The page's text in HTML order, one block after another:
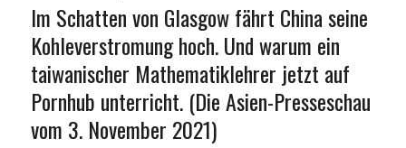
Im Schatten von Glasgow fährt China seine
Kohleverstromung hoch. Und warum ein
taiwanischer Mathematiklehrer jetzt auf
Pornhub unterricht. (Die Asien-Presseschau
vom 3. November 2021)